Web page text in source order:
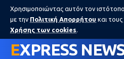
Χρησιμοποιώντας αυτόν τον
με την Πολιτική Απορρήτου και τους
Χρήσης των cookies.
EXPRESS